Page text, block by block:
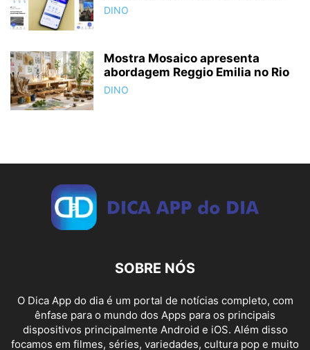
DINO
Mostra Mosaico apresenta
abordagem Reggio Emilia no Rio
DINO
SOBRE NÓS
O Dica App do dia é um portal de notícias completo, com
ênfase para o mundo dos Apps para os principais
dispositivos principalmente Android e iOS. Além disso
focamos em filmes, séries, variedades, cultura pop e muito